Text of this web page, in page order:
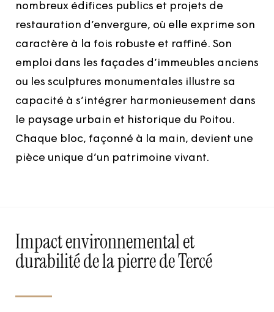
nombreux édifices publics et projets de
restauration d’envergure, où elle exprime son
caractère à la fois robuste et raffiné. Son
emploi dans les façades d’immeubles anciens
ou les sculptures monumentales illustre sa
capacité à s’intégrer harmonieusement dans
le paysage urbain et historique du Poitou.
Chaque bloc, façonné à la main, devient une
pièce unique d’un patrimoine vivant.
Impact environnemental et
durabilité de la pierre de Tercé